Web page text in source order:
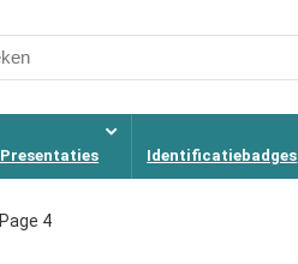
Presentaties Identificatiebadges
Page 4